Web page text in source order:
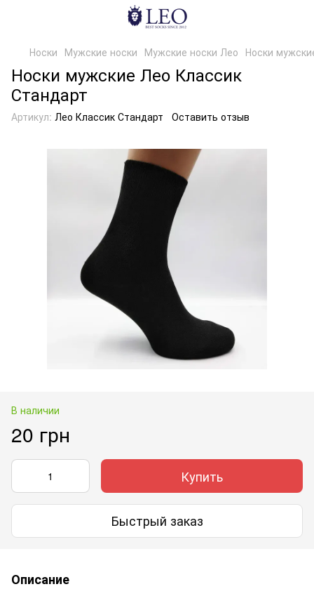
Носки Мужские носки Мужские носки Лео Носки
Носки мужские Лео Классик
Стандарт
Артикул: Лео Классик Стандарт Оставить отзыв
В наличии
20 грн
Купить
Быстрый заказ
Описание